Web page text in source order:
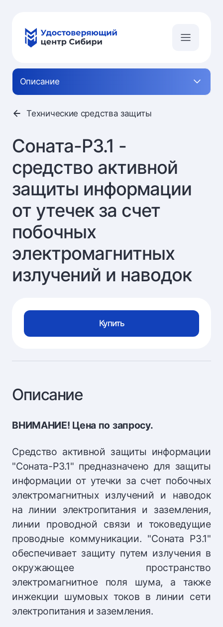
Описание
Технические средства защиты
Cоната-Р3.1 -
cредство активной
защиты информации
от утечек за счет
побочных
электромагнитных
излучений и наводок
Купить
Описание
ВНИМАНИЕ! Цена по запросу.
Средство активной защиты информации
"Соната-Р3.1" предназначено для защиты
информации от утечки за счет побочных
электромагнитных излучений и наводок
на линии электропитания и заземления,
линии проводной связи и токоведущие
проводные коммуникации. "Соната Р3.1"
обеспечивает защиту путем излучения в
окружающее пространство
электромагнитное поля шума, а также
инжекции шумовых токов в линии сети
электропитания и заземления.